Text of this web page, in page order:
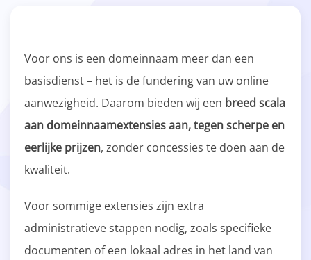
Voor ons is een domeinnaam meer dan een
basisdienst – het is de fundering van uw online
aanwezigheid. Daarom bieden wij een breed scala
aan domeinnaamextensies aan, tegen scherpe en
eerlijke prijzen, zonder concessies te doen aan de
kwaliteit.
Voor sommige extensies zijn extra
administratieve stappen nodig, zoals specifieke
documenten of een lokaal adres in het land van